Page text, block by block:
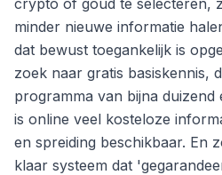
minder nieuwe informatie
dat bewust toegankelijk is
zoek naar gratis basiskennis,
programma van bijna
is online veel kosteloze
en spreiding beschikbaar. En
klaar systeem dat